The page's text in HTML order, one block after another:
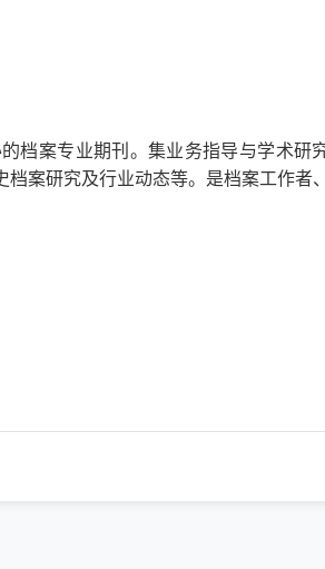
档案专业期刊。集业务指导与学术
案研究及行业动态等。是档案工作者